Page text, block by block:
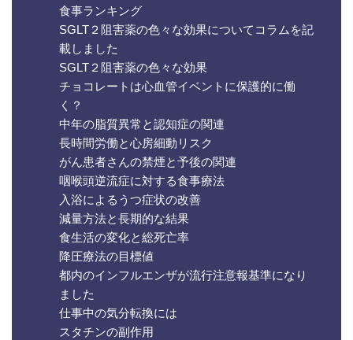
食事ランキング
SGLT２阻害薬の色々な効果についてコラムを記
載しました
SGLT２阻害薬の色々な効果
チョコレートは心血管イベントに保護的に働
く？
中年の脂質異常と認知症の関連
長時間労働と心房細動リスク
がん患者さんの禁煙と予後の関連
咽喉頭逆流症に対する食事療法
入浴によるうつ症状の改善
減量方法と長期的な結果
食生活の変化と総死亡率
降圧療法の目標値
都内のインフルエンザが流行注意報基準になり
ました
仕事中の気分転換には
スタチンの副作用